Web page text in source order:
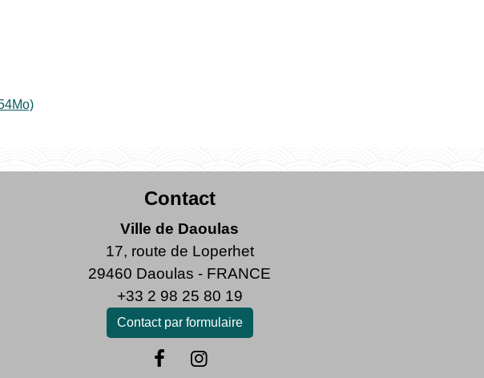
Contact
Ville de Daoulas
17, route de Loperhet
29460 Daoulas - FRANCE
+33 2 98 25 80 19
Contact par formulaire